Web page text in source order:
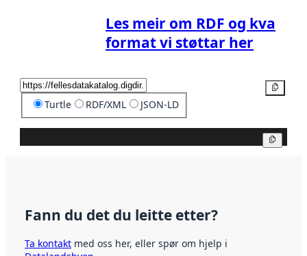
Les meir om RDF og kva
format vi støttar her
Turtle RDF/XML JSON-LD
Fann du det du leitte etter?
Ta kontakt med oss her, eller spør om hjelp i